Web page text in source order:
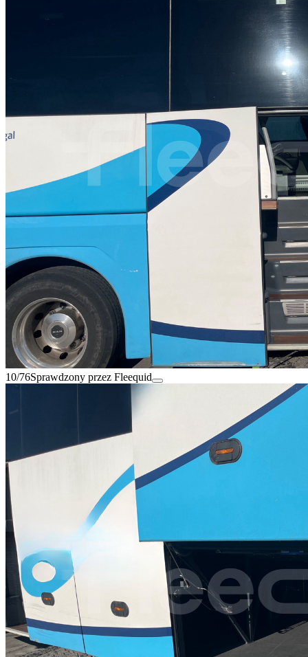
10/76Sprawdzony przez Fleequid